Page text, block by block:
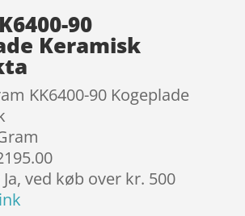
90
Keramisk
KK6400-90 Kogeplade
Ja, ved køb over kr. 500